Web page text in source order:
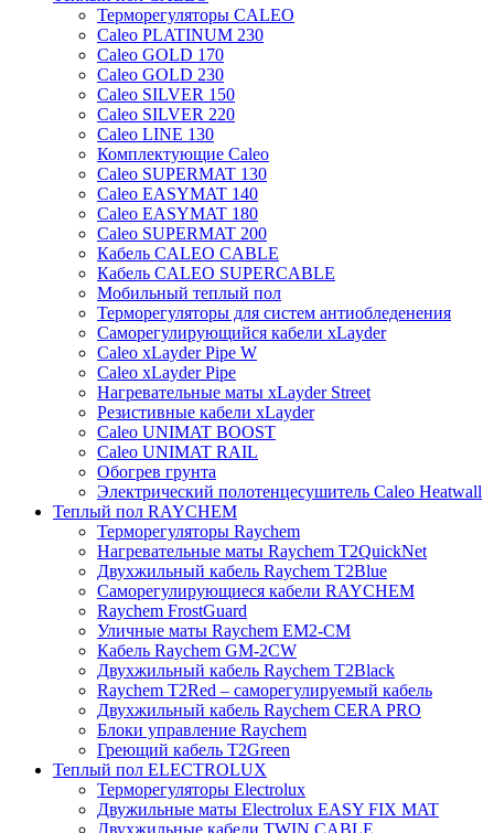
Терморегуляторы CALEO
Caleo PLATINUM 230
Caleo GOLD 170
Caleo GOLD 230
Caleo SILVER 150
Caleo SILVER 220
Caleo LINE 130
Комплектующие Caleo
Caleo SUPERMAT 130
Caleo EASYMAT 140
Caleo EASYMAT 180
Caleo SUPERMAT 200
Кабель CALEO CABLE
Кабель CALEO SUPERCABLE
Мобильный теплый пол
Терморегуляторы для систем антиобледенения
Саморегулирующийся кабели xLayder
Caleo xLayder Pipe W
Caleo xLayder Pipe
Нагревательные маты xLayder Street
Резистивные кабели xLayder
Caleo UNIMAT BOOST
Caleo UNIMAT RAIL
Обогрев грунта
Электрический полотенцесушитель Caleo Heatwall
Теплый пол RAYCHEM
Терморегуляторы Raychem
Нагревательные маты Raychem T2QuickNet
Двухжильный кабель Raychem T2Blue
Саморегулирующиеся кабели RAYCHEM
Raychem FrostGuard
Уличные маты Raychem EM2-CM
Кабель Raychem GM-2CW
Двухжильный кабель Raychem T2Black
Raychem T2Red – саморегулируемый кабель
Двухжильный кабель Raychem CERA PRO
Блоки управление Raychem
Греющий кабель T2Green
Теплый пол ELECTROLUX
Терморегуляторы Electrolux
Двужильные маты Electrolux EASY FIX MAT
Двухжильные кабели TWIN CABLE